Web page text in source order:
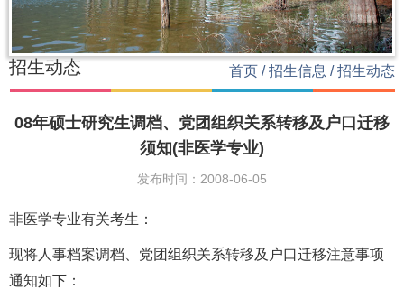
招生动态 首页 /招生信息 /招生动态
08年硕士研究生调档、党团组织关系转移及户口迁移
须知(非医学专业)
发布时间：2008-06-05
非医学专业有关考生：
现将人事档案调档、党团组织关系转移及户口迁移注意事项
通知如下：